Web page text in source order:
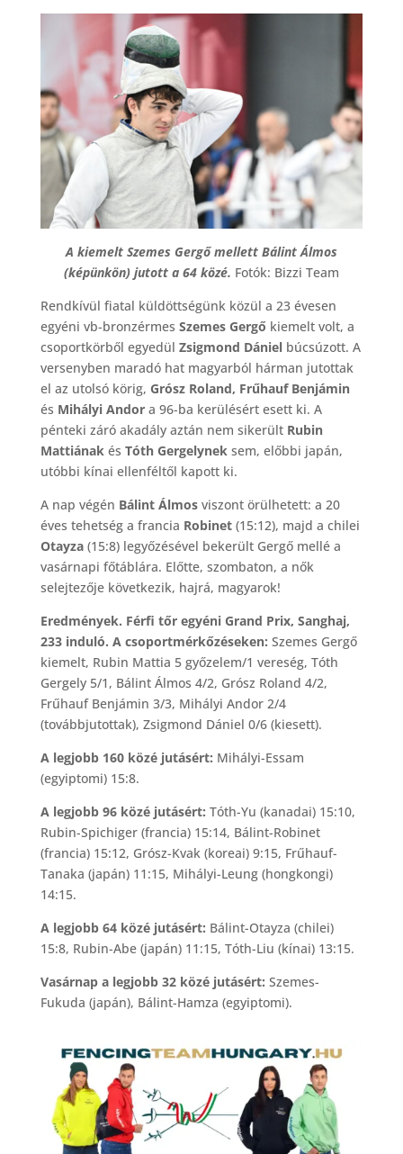
A kiemelt Szemes Gergő mellett Bálint Álmos
(képünkön) jutott a 64 közé. Fotók: Bizzi Team
Rendkívül fiatal küldöttségünk közül a 23 évesen
egyéni vb-bronzérmes Szemes Gergőkiemelt volt, a
csoportkörből egyedül Zsigmond Dánielbúcsúzott. A
versenyben maradó hat magyarból hárman jutottak
el az utolsó körig, Grósz Roland, Frűhauf Benjámin
és Mihályi Andora 96-ba kerülésért esett ki. A
pénteki záró akadály aztán nem sikerült Rubin
Mattiánakés Tóth Gergelyneksem, előbbi japán,
utóbbi kínai ellenféltől kapott ki.
A nap végén Bálint Álmosviszont örülhetett: a 20
éves tehetség a francia Robinet(15:12), majd a chilei
Otayza(15:8) legyőzésével bekerült Gergő mellé a
vasárnapi főtáblára. Előtte, szombaton, a nők
selejtezője következik, hajrá, magyarok!
Eredmények. Férfi tőr egyéni Grand Prix, Sanghaj,
233 induló. A csoportmérkőzéseken: Szemes Gergő
kiemelt, Rubin Mattia 5 győzelem/1 vereség, Tóth
Gergely 5/1, Bálint Álmos 4/2, Grósz Roland 4/2,
Frűhauf Benjámin 3/3, Mihályi Andor 2/4
(továbbjutottak), Zsigmond Dániel 0/6 (kiesett).
A legjobb 160 közé jutásért: Mihályi-Essam
(egyiptomi) 15:8.
A legjobb 96 közé jutásért: Tóth-Yu (kanadai) 15:10,
Rubin-Spichiger (francia) 15:14, Bálint-Robinet
(francia) 15:12, Grósz-Kvak (koreai) 9:15, Frűhauf-
Tanaka (japán) 11:15, Mihályi-Leung (hongkongi)
14:15.
A legjobb 64 közé jutásért: Bálint-Otayza (chilei)
15:8, Rubin-Abe (japán) 11:15, Tóth-Liu (kínai) 13:15.
Vasárnap a legjobb 32 közé jutásért: Szemes-
Fukuda (japán), Bálint-Hamza (egyiptomi).